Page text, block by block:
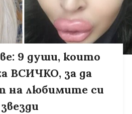
9 души, които
ВСИЧКО, за да
на любимите си
звезди